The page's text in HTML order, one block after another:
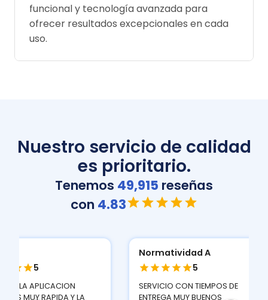
funcional y tecnología avanzada para
ofrecer resultados excepcionales en cada
uso.
Nuestro servicio de calidad
es prioritario.
Tenemos 49,915 reseñas
con 4.83
Y LA
Normatividad A
SERVICIO CON TIEMPOS DE
ENTREGA MUY BUENOS